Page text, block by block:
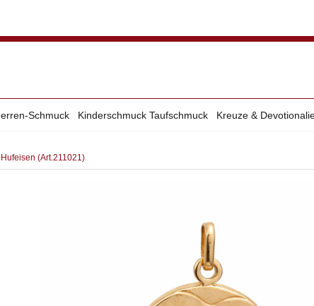
Schmuck Kinderschmuck Taufschmuck Kreuze &
(Art.211021)